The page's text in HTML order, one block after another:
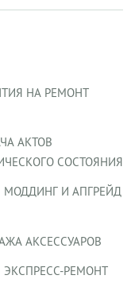
НА РЕМОНТ
АКТОВ
СОСТОЯНИЯ
МОДДИНГ И АПГРЕЙД
АКСЕССУАРОВ
ЭКСПРЕСС-РЕМОНТ